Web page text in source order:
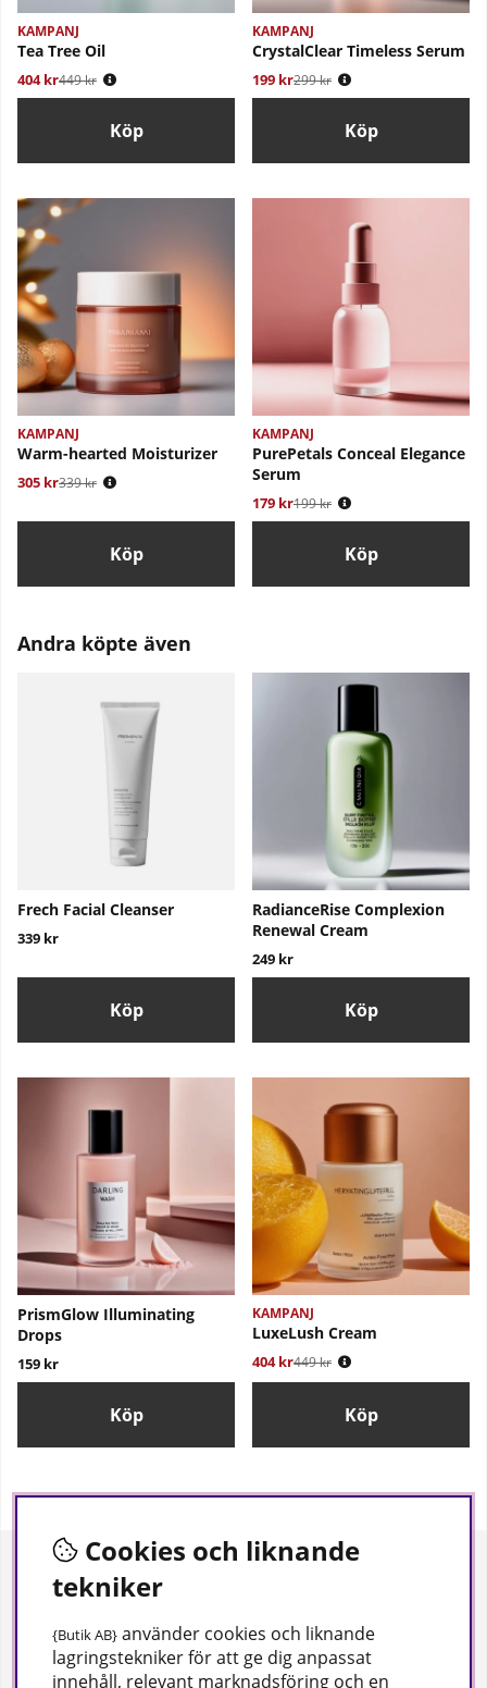
KAMPANJ
Tea Tree Oil
404 kr
Ordinarie pris:
449 kr
Köp
KAMPANJ
CrystalClear Timeless Serum
199 kr
Ordinarie pris:
299 kr
Köp
KAMPANJ
Warm-hearted Moisturizer
305 kr
Ordinarie pris:
339 kr
Köp
KAMPANJ
PurePetals Conceal Elegance
Serum
179 kr
Ordinarie pris:
199 kr
Köp
Andra köpte även
Frech Facial Cleanser
339 kr
Köp
RadianceRise Complexion
Renewal Cream
249 kr
Köp
PrismGlow Illuminating
Drops
159 kr
Köp
KAMPANJ
LuxeLush Cream
404 kr
Ordinarie pris:
449 kr
Köp
Information
Köpvillkor
Om oss
Frågor och svar
Cookies och liknande
tekniker
{Butik AB} använder cookies och liknande
lagringstekniker för att ge dig anpassat
innehåll, relevant marknadsföring och en